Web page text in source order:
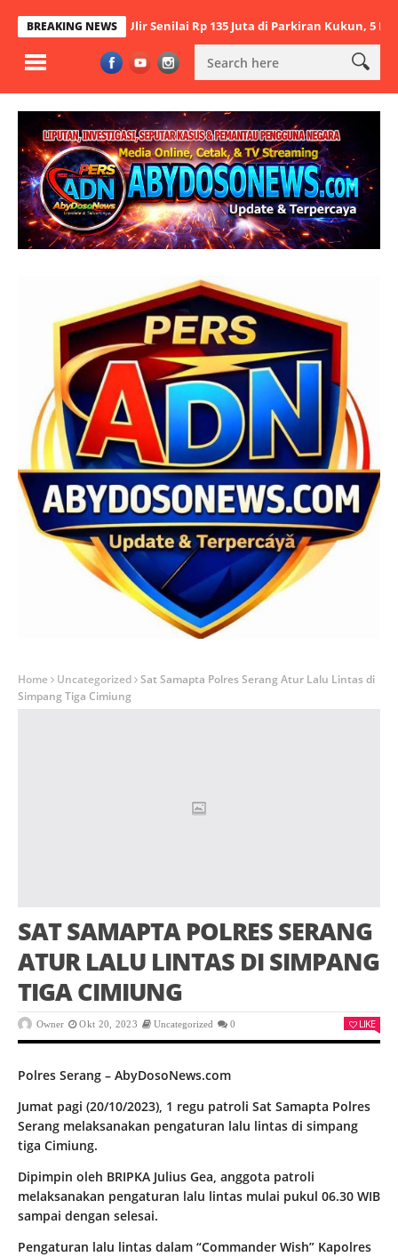
BREAKING NEWS
Besi Ulir Senilai Rp 135 Juta di Parkiran Kukun, 5 Pelaku
Home Uncategorized Sat Samapta Polres Serang Atur Lalu Lintas di
Simpang Tiga Cimiung
SAT SAMAPTA POLRES SERANG
ATUR LALU LINTAS DI SIMPANG
TIGA CIMIUNG
Owner Okt 20, 2023 Uncategorized 0 LIKE
Polres Serang – AbyDosoNews.com
Jumat pagi (20/10/2023), 1 regu patroli Sat Samapta Polres
Serang melaksanakan pengaturan lalu lintas di simpang
tiga Cimiung.
Dipimpin oleh BRIPKA Julius Gea, anggota patroli
melaksanakan pengaturan lalu lintas mulai pukul 06.30 WIB
sampai dengan selesai.
Pengaturan lalu lintas dalam “Commander Wish” Kapolres